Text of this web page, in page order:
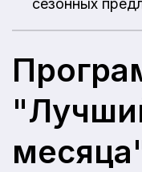
сезонных